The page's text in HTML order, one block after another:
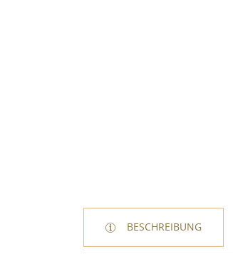
BESCHREIBUNG